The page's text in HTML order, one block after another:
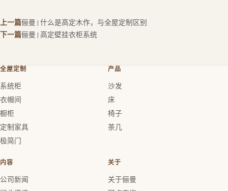
上一篇俪曼 | 什么是高定木作，与全屋定制区别
下一篇俪曼 | 高定壁挂衣柜系统
全屋定制
系统柜
衣帽间
橱柜
定制家具
极简门
产品
沙发
床
椅子
茶几
内容
公司新闻
关于
关于俪曼